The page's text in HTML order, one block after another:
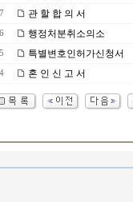
관 할 합 의 서
행정처분취소의소
특별변호인허가신청서
혼 인 신 고 서